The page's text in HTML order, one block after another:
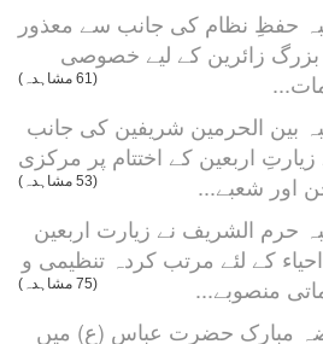
حفظِ نظام کی جانب سے معذور
بزرگ زائرین کے لیے خصوصی
(61 مشاہدہ)
بین الحرمین شریفین کی جانب
اربعین کے اختتام پر مرکزی
اور شعبے...
(53 مشاہدہ)
حرم الشریف نے زیارت اربعین
کے لئے مرتب کردہ تنظیمی و
منصوبے...
(75 مشاہدہ)
مبارک حضرت عباس (ع) میں